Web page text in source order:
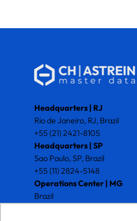
Headquarters | RJ
Rio de Janeiro, RJ, Brazil
+55 (21) 2421-8105
Headquarters | SP
Sao Paulo, SP, Brazil
+55 (11) 2824-5148
Operations Center | MG
Brazil